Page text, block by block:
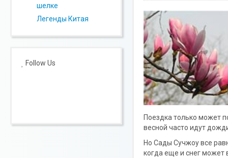
шелке
Легенды Китая
Follow Us
Поездка только может
весной часто идут
Но Сады Сучжоу все
когда еще и снег может